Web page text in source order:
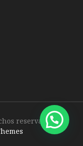
reservados.|